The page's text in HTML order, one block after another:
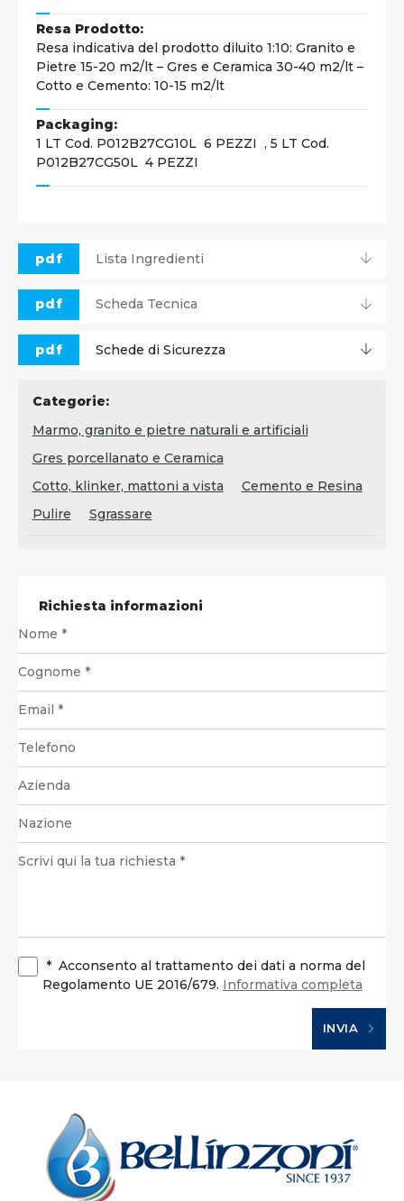
Resa Prodotto:
Resa indicativa del prodotto diluito 1:10: Granito e
Pietre 15-20 m2/lt – Gres e Ceramica 30-40 m2/lt –
Cotto e Cemento: 10-15 m2/lt
Packaging:
1 LT Cod. P012B27CG10L 6 PEZZI , 5 LT Cod.
P012B27CG50L 4 PEZZI
pdf Lista Ingredienti
pdf Scheda Tecnica
pdf Schede di Sicurezza
Categorie:
Marmo, granito e pietre naturali e artificiali
Gres porcellanato e Ceramica
Cotto, klinker, mattoni a vista
Cemento e Resina
Pulire
Sgrassare
Richiesta informazioni
* Acconsento al trattamento dei dati a norma del
Regolamento UE 2016/679. Informativa completa
INVIA